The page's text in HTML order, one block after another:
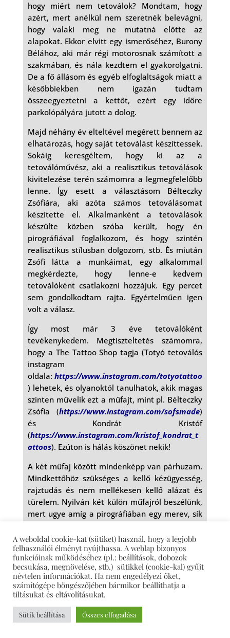
hogy miért nem tetoválok? Mondtam, hogy
azért, mert anélkül nem szeretnék belevágni,
hogy valaki meg ne mutatná előtte az
alapokat. Ekkor elvitt egy ismerőséhez, Burony
Bélához, aki már régi motorosnak számított a
szakmában, és nála kezdtem el gyakorolgatni.
De a fő állásom és egyéb elfoglaltságok miatt a
későbbiekben nem igazán tudtam
összeegyeztetni a kettőt, ezért egy időre
parkolópályára jutott a dolog.
Majd néhány év elteltével megérett bennem az
elhatározás, hogy saját tetoválást készíttessek.
Sokáig keresgéltem, hogy ki az a
tetoválóművész, aki a realisztikus tetoválások
kivitelezése terén számomra a legmegfelelőbb
lenne. Így esett a választásom Bélteczky
Zsófiára, aki azóta számos tetoválásomat
készítette el. Alkalmanként a tetoválások
készülte közben szóba került, hogy én
pirográfiával foglalkozom, és hogy szintén
realisztikus stílusban dolgozom, stb. És miután
Zsófi látta a munkáimat, egy alkalommal
megkérdezte, hogy lenne-e kedvem
tetoválóként csatlakozni hozzájuk. Egy percet
sem gondolkodtam rajta. Egyértelműen igen
volt a válasz.
Így most már 3 éve tetoválóként
tevékenykedem. Megtiszteltetés számomra,
hogy a The Tattoo Shop tagja (Totyó tetoválós
instagram
oldala: https://www.instagram.com/totyotattoo
) lehetek, és olyanoktól tanulhatok, akik magas
szinten művelik ezt a műfajt, mint pl. Bélteczky
Zsófia (https://www.instagram.com/sofsmade)
és Kondrát Kristóf
(https://www.instagram.com/kristof_kondrat_t
attoos). Ezúton is hálás köszönet nekik!
A két műfaj között mindenképp van párhuzam.
Mindkettőhöz szükséges a kellő kézügyesség,
rajztudás és nem mellékesen kellő alázat és
türelem. Nyilván két külön műfajról beszélünk,
mert ugye amíg a pirográfiában egy merev, sík
rugalmas, esetenként domború, homorú a
bőrfelület, amire alkotni kell. De az
eszközhasználat hasonló mindkét esetben.
hogyan készíti a képeit. Van olyan praktikád,
A weboldal cookie-kat (sütiket) használ, hogy a legjobb
felhasználói élményt nyújthassa. A weblap bizonyos
funkcióinak működéséhez (pl.: beállítások, dobozok
becsukása, megnövelése, stb.) sütikkel (cookie-kal) gyűjt
névtelen információkat. Ha nem engedélyezi őket,
számítógépe böngészőjében bármikor beállíthatja a
tiltásukat és eltávolításukat.
Sütik beállítása Összes elfogadása